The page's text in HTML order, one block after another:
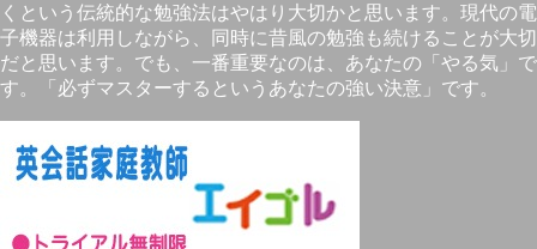
くという伝統的な勉強法はやはり大切かと思います。現代の電
子機器は利用しながら、同時に昔風の勉強も続けることが大切
だと思います。でも、一番重要なのは、あなたの「やる気」で
す。「必ずマスターするというあなたの強い決意」です。